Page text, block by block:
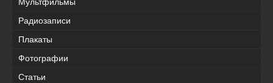
Радиозаписи
Плакаты
Фотографии
Статьи